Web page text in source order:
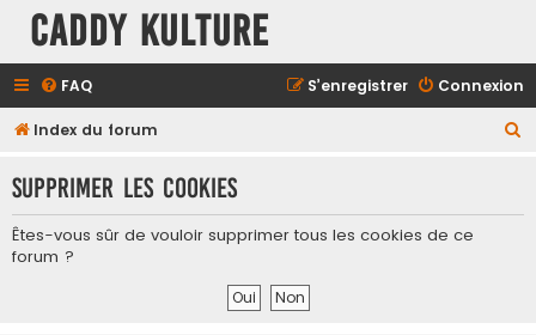
Caddy Kulture
FAQ Connexion
S’enregistrer
Index du forum
h
Supprimer les cookies
Êtes-vous sûr de vouloir supprimer tous les cookies de ce
forum ?